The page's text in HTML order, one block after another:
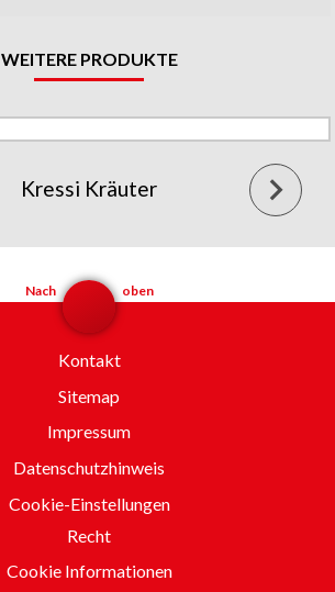
WEITERE PRODUKTE
Kressi Kräuter
Nach oben
Kontakt
Sitemap
Impressum
Datenschutzhinweis
Cookie-Einstellungen
Recht
Cookie Informationen